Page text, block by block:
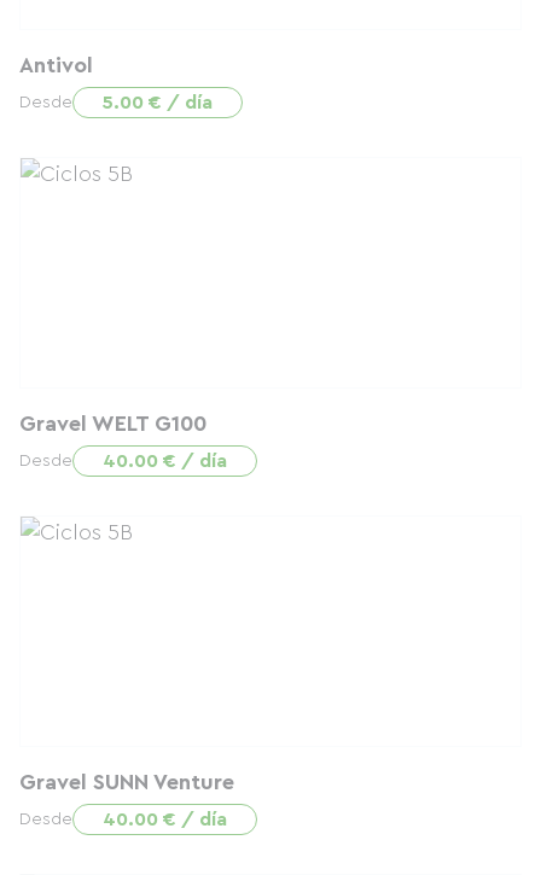
Antivol
Desde 5.00 € / día
Gravel WELT G100
Desde 40.00 € / día
Gravel SUNN Venture
Desde 40.00 € / día